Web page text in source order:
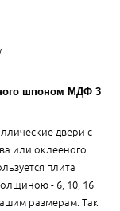
шпоном МДФ 3
двери с
или оклееного
плита
- 6, 10, 16
размерам. Так